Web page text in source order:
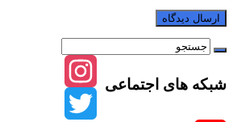
شبکه های اجتماعی
Instagram